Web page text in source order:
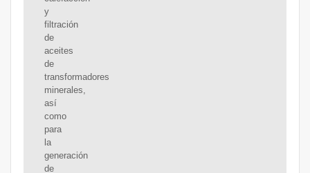
y
filtración
de
aceites
de
transformadores
minerales,
así
como
para
la
generación
de